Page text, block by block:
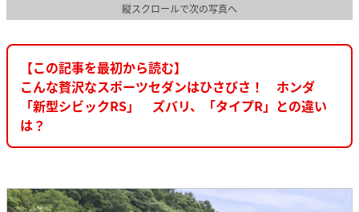
縦スクロールで次の写真へ
【この記事を最初から読む】
こんな贅沢なスポーツセダンはひさびさ！ ホンダ
「新型シビックRS」 ズバリ、「タイプR」との違い
は？